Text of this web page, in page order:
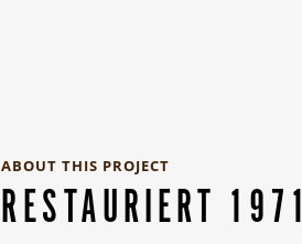
ABOUT THIS PROJECT
RESTAURIERT 1971